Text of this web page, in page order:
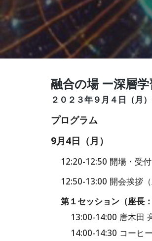
融合の場 ー深層
２０２３年９ 月 ４ 日（月
プログラム
9月4日（月）
12:20-12:50 開場・受付
12:50-13:00 開会挨拶
第１セッション（座長
13:00-14:00 唐木田
14:00-14:30 コーヒ